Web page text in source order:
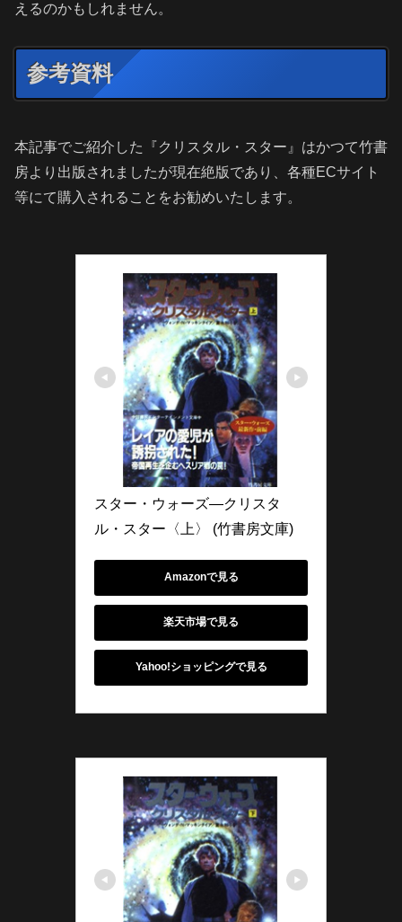
えるのかもしれません。
参考資料
本記事でご紹介した『クリスタル・スター』はかつて竹書
房より出版されましたが現在絶版であり、各種ECサイト
等にて購入されることをお勧めいたします。
スター・ウォーズ―クリスタ
ル・スター〈上〉 (竹書房文庫)
Amazonで見る
楽天市場で見る
Yahoo!ショッピングで見る